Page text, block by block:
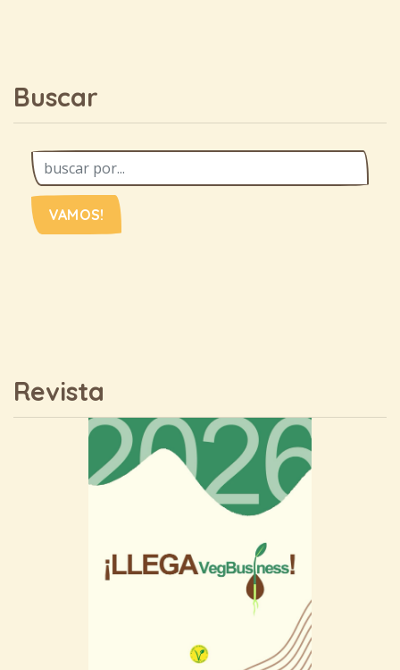
Buscar
VAMOS!
Revista